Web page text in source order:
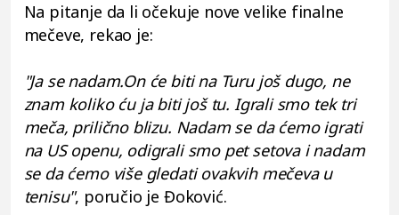
Na pitanje da li očekuje nove velike finalne
mečeve, rekao je:
"Ja se nadam.On će biti na Turu još dugo, ne
znam koliko ću ja biti još tu. Igrali smo tek tri
meča, prilično blizu. Nadam se da ćemo igrati
na US openu, odigrali smo pet setova i nadam
se da ćemo više gledati ovakvih mečeva u
tenisu", poručio je Đoković.